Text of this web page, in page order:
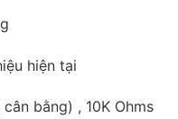
hiện tại
bằng) , 10K Ohms